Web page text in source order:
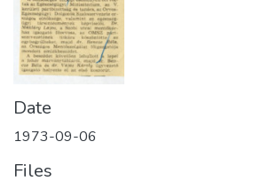
Date
1973-09-06
Files